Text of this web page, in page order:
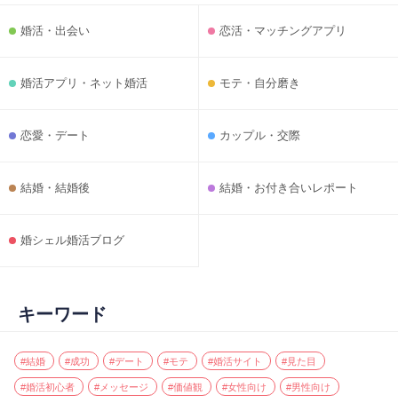
婚活・出会い 恋活・マッチングアプリ
婚活アプリ・ネット婚活 モテ・自分磨き
恋愛・デート カップル・交際
結婚・結婚後 結婚・お付き合いレポート
婚シェル婚活ブログ
キーワード
#結婚 #成功 #デート #モテ #婚活サイト #見た目
#婚活初心者 #メッセージ #価値観 #女性向け #男性向け